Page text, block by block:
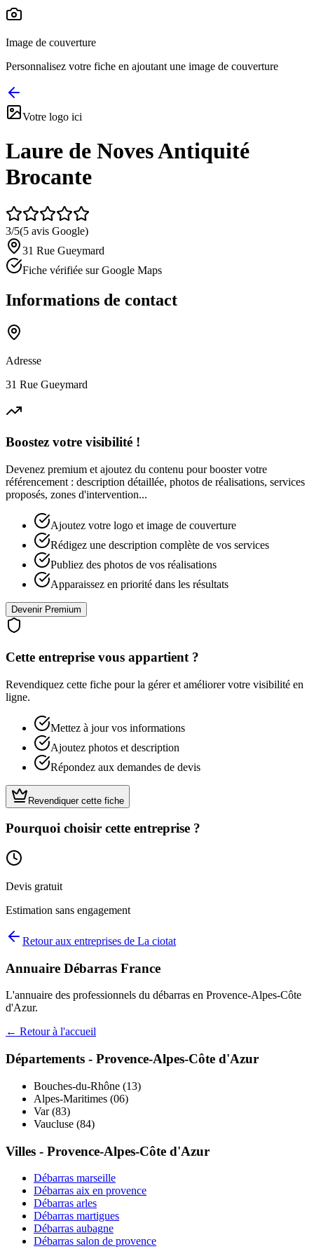
Image de couverture
Personnalisez votre fiche en ajoutant une image de couverture
Votre logo ici
Laure de Noves Antiquité
Brocante
3/5(5 avis Google)
31 Rue Gueymard
Fiche vérifiée sur Google Maps
Informations de contact
Adresse
31 Rue Gueymard
Boostez votre visibilité !
Devenez premium et ajoutez du contenu pour booster votre
référencement : description détaillée, photos de réalisations, services
proposés, zones d'intervention...
Ajoutez votre logo et image de couverture
Rédigez une description complète de vos services
Publiez des photos de vos réalisations
Apparaissez en priorité dans les résultats
Devenir Premium
Cette entreprise vous appartient ?
Revendiquez cette fiche pour la gérer et améliorer votre visibilité en
ligne.
Mettez à jour vos informations
Ajoutez photos et description
Répondez aux demandes de devis
Revendiquer cette fiche
Pourquoi choisir cette entreprise ?
Devis gratuit
Estimation sans engagement
Retour aux entreprises de La ciotat
Annuaire Débarras France
L'annuaire des professionnels du débarras en Provence-Alpes-Côte
d'Azur.
← Retour à l'accueil
Départements - Provence-Alpes-Côte d'Azur
Bouches-du-Rhône (13)
Alpes-Maritimes (06)
Var(83)
Vaucluse (84)
Villes - Provence-Alpes-Côte d'Azur
Débarras marseille
Débarras aix en provence
Débarras arles
Débarras martigues
Débarras aubagne
Débarras salon de provence